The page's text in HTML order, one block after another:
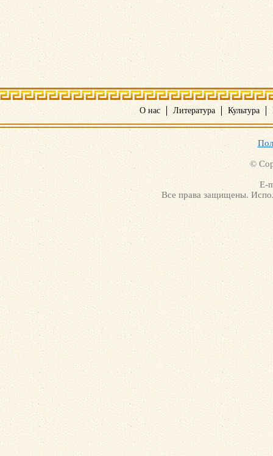
О нас Литература Культура
©
E-
Все права защищены.